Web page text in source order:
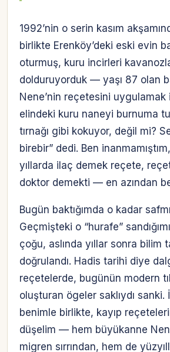
1992’nin o serin kasım
birlikte Erenköy’deki eski evin
oturmuş, kuru incirleri
dolduruyorduk — yaşı 87 olan
Nene’nin reçetesini uygulamak
elindeki kuru naneyi burnuma
tırnağı gibi kokuyor, değil mi?
birebir” dedi. Ben
yıllarda ilaç demek reçete,
doktor demekti — en azından
Bugün baktığımda o kadar
Geçmişteki o “hurafe”
çoğu, aslında yıllar sonra bilim
doğrulandı. Hadis tarihi diye
reçetelerde, bugünün modern
oluşturan ögeler saklıydı
benimle birlikte, kayıp
düşelim — hem büyükanne
migren sırrından, hem de